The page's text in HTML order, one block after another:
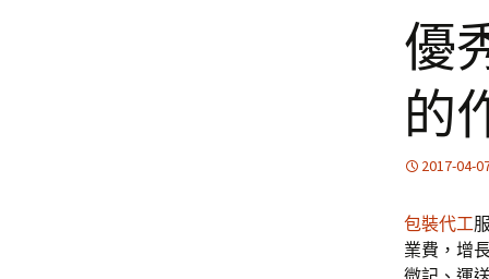
優
的
2017-04-
包裝代工
業費，增